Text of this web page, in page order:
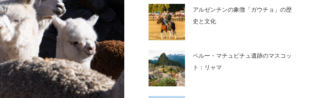
アルゼンチンの象徴「ガウチョ」の歴
史と文化
ペルー・マチュピチュ遺跡のマスコッ
ト：リャマ